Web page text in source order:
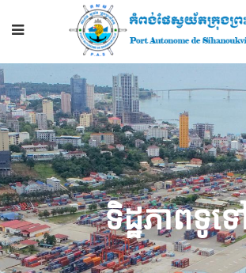
ទិដ្ឋភាពទូទ